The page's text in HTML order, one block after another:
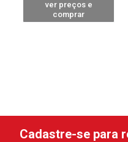
ver preços e
comprar
Cadastre-se para